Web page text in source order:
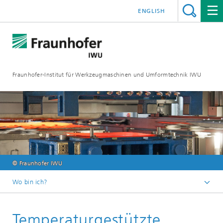
Fraunhofer-Institut für Werkzeugmaschinen und Umformtechnik IWU
ENGLISH
© Fraunhofer IWU
Wo bin ich?